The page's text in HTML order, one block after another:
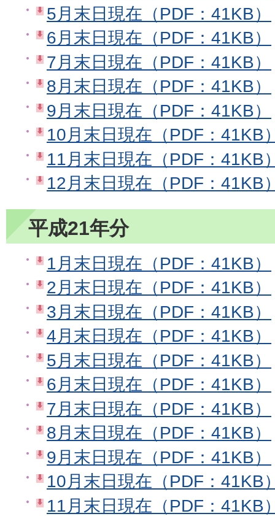
5月末日現在（PDF：41KB）
6月末日現在（PDF：41KB）
7月末日現在（PDF：41KB）
8月末日現在（PDF：41KB）
9月末日現在（PDF：41KB）
10月末日現在（PDF：41KB
11月末日現在（PDF：41KB
12月末日現在（PDF：41KB
平成21年分
1月末日現在（PDF：41KB）
2月末日現在（PDF：41KB）
3月末日現在（PDF：41KB）
4月末日現在（PDF：41KB）
5月末日現在（PDF：41KB）
6月末日現在（PDF：41KB）
7月末日現在（PDF：41KB）
8月末日現在（PDF：41KB）
9月末日現在（PDF：41KB）
10月末日現在（PDF：41KB
11月末日現在（PDF：41KB